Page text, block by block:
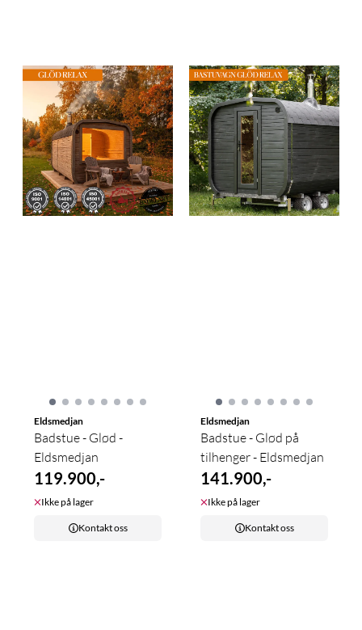
Eldsmedjan
Badstue - Glød -
Eldsmedjan
119.900,-
Ikke på lager
Kontakt oss
Eldsmedjan
Badstue - Glød på
tilhenger - Eldsmedjan
141.900,-
Ikke på lager
Kontakt oss